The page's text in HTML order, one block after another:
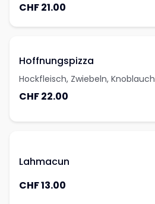
CHF 21.00
Hoffnungspizza
Hockfleisch, Zwiebeln, Knoblauch
CHF 22.00
Lahmacun
CHF 13.00